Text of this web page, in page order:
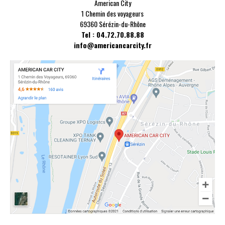
American City
1 Chemin des voyageurs
69360 Sérézin-du-Rhône
Tel : 04.72.70.88.88
info@americancarcity.fr